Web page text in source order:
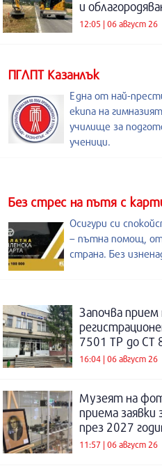
и
12:05 | 06 август 26
ПГЛПТ Казанлък
Една от най-
екипа на
училище за
ученици.
Без стрес на пътя с
Осигури си
– пътна помощ,
страна. Без
Започва прием
7501 ТР до СТ
16:04 | 06 август 26
Музеят на
приема
през 2027
11:57 | 06 август 26